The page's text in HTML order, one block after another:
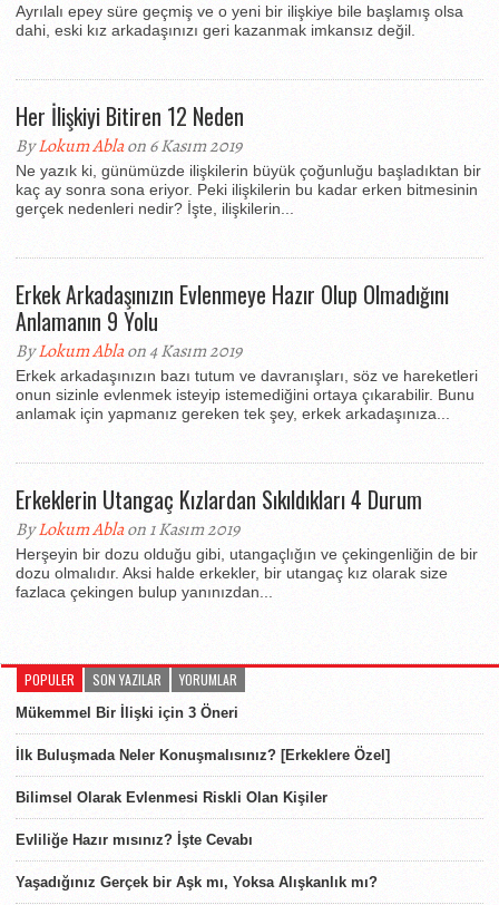
Ayrılalı epey süre geçmiş ve o yeni bir ilişkiye bile başlamış olsa
dahi, eski kız arkadaşınızı geri kazanmak imkansız değil.
Her İlişkiyi Bitiren 12 Neden
ByLokum Ablaon 6 Kasım 2019
Ne yazık ki, günümüzde ilişkilerin büyük çoğunluğu başladıktan bir
kaç ay sonra sona eriyor. Peki ilişkilerin bu kadar erken bitmesinin
gerçek nedenleri nedir? İşte, ilişkilerin...
Erkek Arkadaşınızın Evlenmeye Hazır Olup Olmadığını
Anlamanın 9 Yolu
ByLokum Ablaon 4 Kasım 2019
Erkek arkadaşınızın bazı tutum ve davranışları, söz ve hareketleri
onun sizinle evlenmek isteyip istemediğini ortaya çıkarabilir. Bunu
anlamak için yapmanız gereken tek şey, erkek arkadaşınıza...
Erkeklerin Utangaç Kızlardan Sıkıldıkları 4 Durum
ByLokum Ablaon 1 Kasım 2019
Herşeyin bir dozu olduğu gibi, utangaçlığın ve çekingenliğin de bir
dozu olmalıdır. Aksi halde erkekler, bir utangaç kız olarak size
fazlaca çekingen bulup yanınızdan...
POPULER SON YAZILAR YORUMLAR
Mükemmel Bir İlişki için 3 Öneri
İlk Buluşmada Neler Konuşmalısınız? [Erkeklere Özel]
Bilimsel Olarak Evlenmesi Riskli Olan Kişiler
Evliliğe Hazır mısınız? İşte Cevabı
Yaşadığınız Gerçek bir Aşk mı, Yoksa Alışkanlık mı?